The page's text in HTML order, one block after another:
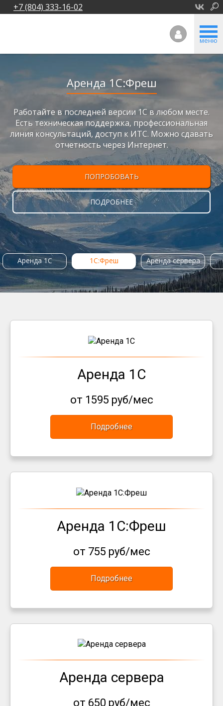
+7 (804) 333-16-02
меню
Аренда 1С:Фреш
Работайте в последней версии 1С в любом месте.
Есть техническая поддержка, профессиональная
линия консультаций, доступ к ИТС. Можно сдавать
отчетность через Интернет.
ПОПРОБОВАТЬ
ПОДРОБНЕЕ
Аренда 1С 1С:Фреш Аренда сервера
Аренда 1С
от 1595 руб/мес
Подробнее
Аренда 1С:Фреш
от 755 руб/мес
Подробнее
Аренда сервера
от 650 руб/мес